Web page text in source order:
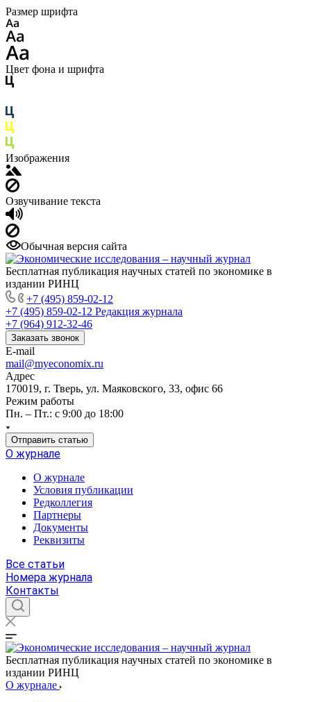
Размер шрифта
Цвет фона и шрифта
Изображения
Озвучивание текста
Обычная версия сайта
Бесплатная публикация научных статей по экономике в
издании РИНЦ
+7 (495) 859-02-12
+7 (495) 859-02-12 Редакция журнала
+7 (964) 912-32-46
Заказать звонок
E-mail
mail@myeconomix.ru
Адрес
170019, г. Тверь, ул. Маяковского, 33, офис 66
Режим работы
Пн. – Пт.: с 9:00 до 18:00
Отправить статью
О журнале
О журнале
Условия публикации
Редколлегия
Партнеры
Документы
Реквизиты
Все статьи
Номера журнала
Контакты
Бесплатная публикация научных статей по экономике в
издании РИНЦ
О журнале